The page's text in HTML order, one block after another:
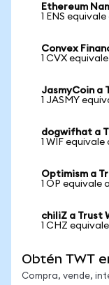
Ethereum
1 ENS equivale
Convex
1 CVX
JasmyCoin a
1 JASMY
dogwifhat a
1 WIF equivale
Optimism a
1 OP equivale
chiliZ a Trust
1 CHZ
Obtén TWT
Compra, vende,